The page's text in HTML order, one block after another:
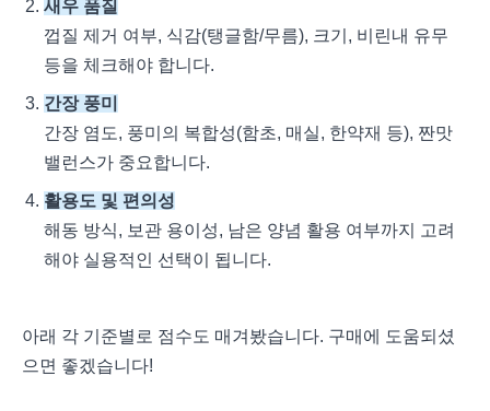
새우 품질
껍질 제거 여부, 식감(탱글함/무름), 크기, 비린내 유무
등을 체크해야 합니다.
간장 풍미
간장 염도, 풍미의 복합성(함초, 매실, 한약재 등), 짠맛
밸런스가 중요합니다.
활용도 및 편의성
해동 방식, 보관 용이성, 남은 양념 활용 여부까지 고려
해야 실용적인 선택이 됩니다.
아래 각 기준별로 점수도 매겨봤습니다. 구매에 도움되셨
으면 좋겠습니다!